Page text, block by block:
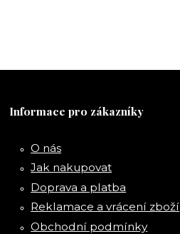
Informace pro zákazníky
O nás
Jak nakupovat
Doprava a platba
Reklamace a vrácení zboží
Obchodní podmínky